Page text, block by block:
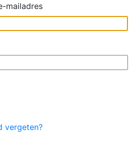
mailadres
vergeten?